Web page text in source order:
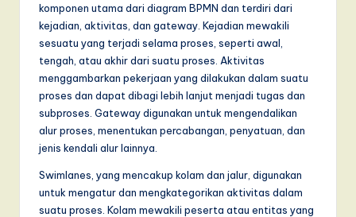
komponen utama dari diagram BPMN dan terdiri dari
kejadian, aktivitas, dan gateway. Kejadian mewakili
sesuatu yang terjadi selama proses, seperti awal,
tengah, atau akhir dari suatu proses. Aktivitas
menggambarkan pekerjaan yang dilakukan dalam suatu
proses dan dapat dibagi lebih lanjut menjadi tugas dan
subproses. Gateway digunakan untuk mengendalikan
alur proses, menentukan percabangan, penyatuan, dan
jenis kendali alur lainnya.
Swimlanes, yang mencakup kolam dan jalur, digunakan
untuk mengatur dan mengkategorikan aktivitas dalam
suatu proses. Kolam mewakili peserta atau entitas yang